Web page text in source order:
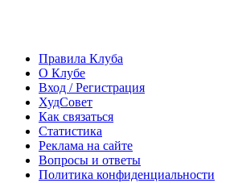
Правила Клуба
О Клубе
Вход / Регистрация
ХудСовет
Как связаться
Статистика
Реклама на сайте
Вопросы и ответы
Политика конфиденциальности